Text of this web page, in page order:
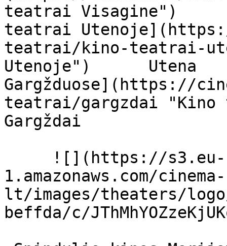
teatrai Visagine")
teatrai
teatrai/kino-teatrai-
Utenoje")      Utena
Gargžduose](https://
teatrai/gargzdai "Kino
Gargždai
1.amazonaws.com/cinema-
lt/images/theaters/logo/
beffda/c/